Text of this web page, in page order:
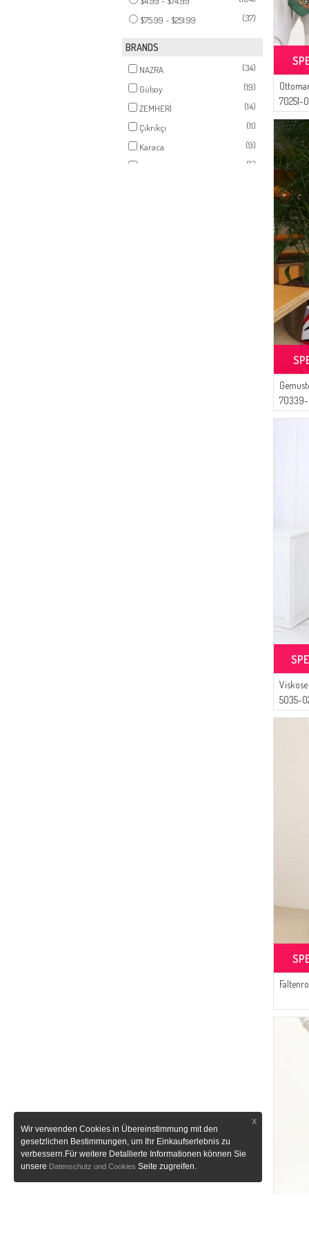
$75.99 - $251.99
(37)
BRANDS
NAZRA
(34)
Gülsoy
(19)
ZEMHERİ
(14)
Çıkrıkçı
(11)
Karaca
(9)
(5)
70251-
70339-
5035-
X
Wir verwenden Cookies in Übereinstimmung mit den
gesetzlichen Bestimmungen, um Ihr Einkaufserlebnis zu
verbessern.Für weitere Detallierte Informationen können Sie
unsere Datenschutz und Cookies Seite zugreifen.